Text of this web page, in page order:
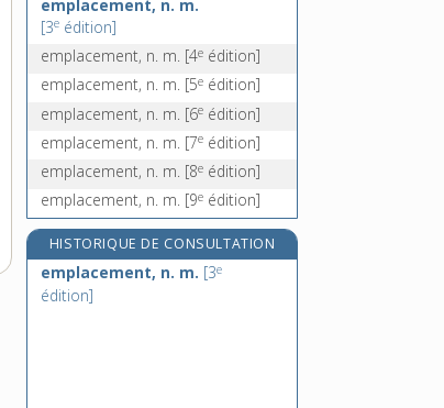
employer, v. tr.
emplacement, n. m.
[3e édition]
emplacement, n. m. [4e édition]
emplacement, n. m. [5e édition]
emplacement, n. m. [6e édition]
emplacement, n. m. [7e édition]
emplacement, n. m. [8e édition]
emplacement, n. m. [9e édition]
HISTORIQUE DE CONSULTATION
emplacement, n. m. [3e
édition]